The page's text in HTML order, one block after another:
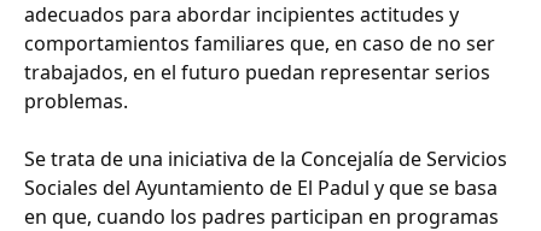
adecuados para abordar incipientes actitudes y
comportamientos familiares que, en caso de no ser
trabajados, en el futuro puedan representar serios
problemas.
Se trata de una iniciativa de la Concejalía de Servicios
Sociales del Ayuntamiento de El Padul y que se basa
en que, cuando los padres participan en programas